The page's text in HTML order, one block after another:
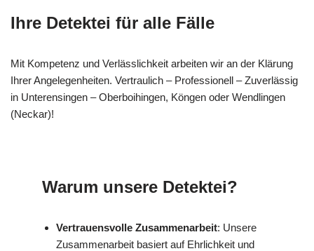
Ihre Detektei für alle Fälle
Mit Kompetenz und Verlässlichkeit arbeiten wir an der Klärung
Ihrer Angelegenheiten. Vertraulich – Professionell – Zuverlässig
in Unterensingen – Oberboihingen, Köngen oder Wendlingen
(Neckar)!
Warum unsere Detektei?
Vertrauensvolle Zusammenarbeit: Unsere
Zusammenarbeit basiert auf Ehrlichkeit und